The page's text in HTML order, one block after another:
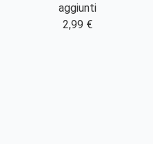
aggiunti
2,99 €